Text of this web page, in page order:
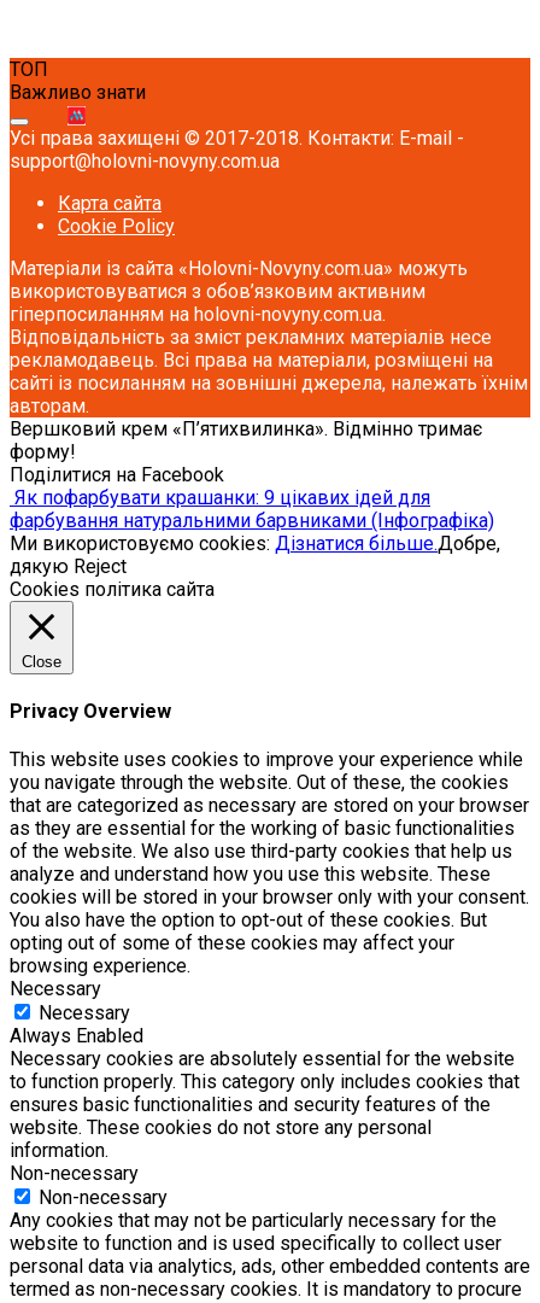
ТОП
Важливо знати
Усі права захищені © 2017-2018. Контакти: E-mail -
support@holovni-novyny.com.ua
Карта сайта
Cookie Policy
Матеріали із сайта «Holovni-Novyny.com.ua» можуть
використовуватися з обов’язковим активним
гіперпосиланням на holovni-novyny.com.ua.
Відповідальність за зміст рекламних матеріалів несе
рекламодавець. Всі права на матеріали, розміщені на
сайті із посиланням на зовнішні джерела, належать їхнім
авторам.
Вершковий крем «П’ятихвилинка». Відмінно тримає
форму!
Поділитися на Facebook
Як пофарбувати крашанки: 9 цікавих ідей для
фарбування натуральними барвниками (Інфографіка)
Ми використовуємо cookies: Дізнатися більше.Добре,
дякую Reject
Cookies політика сайта
Close
Privacy Overview
This website uses cookies to improve your experience while
you navigate through the website. Out of these, the cookies
that are categorized as necessary are stored on your browser
as they are essential for the working of basic functionalities
of the website. We also use third-party cookies that help us
analyze and understand how you use this website. These
cookies will be stored in your browser only with your consent.
You also have the option to opt-out of these cookies. But
opting out of some of these cookies may affect your
browsing experience.
Necessary
Necessary
Always Enabled
Necessary cookies are absolutely essential for the website
to function properly. This category only includes cookies that
ensures basic functionalities and security features of the
website. These cookies do not store any personal
information.
Non-necessary
Non-necessary
Any cookies that may not be particularly necessary for the
website to function and is used specifically to collect user
personal data via analytics, ads, other embedded contents are
termed as non-necessary cookies. It is mandatory to procure